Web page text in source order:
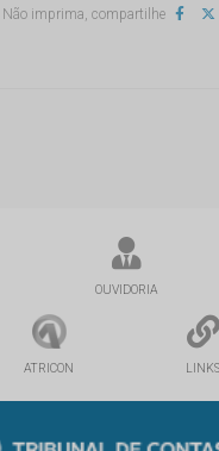
Não imprima, compartilhe
OUVIDORIA
ATRICON LINKS